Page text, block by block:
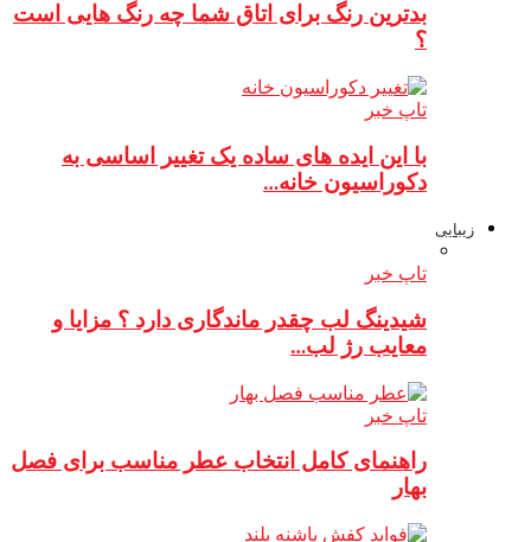
بدترین رنگ برای اتاق شما چه رنگ هایی است
؟
تاپ خبر
با این ایده های ساده یک تغییر اساسی به
دکوراسیون خانه…
زیبایی
تاپ خبر
شیدینگ لب چقدر ماندگاری دارد ؟ مزایا و
معایب رژ لب…
تاپ خبر
راهنمای کامل انتخاب عطر مناسب برای فصل
بهار